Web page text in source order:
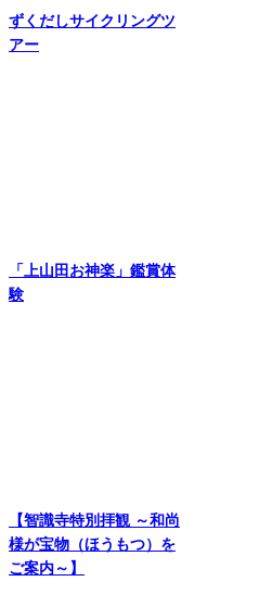
ずくだしサイクリングツ
アー
「上山田お神楽」鑑賞体
験
【智識寺特別拝観 ～和尚
様が宝物（ほうもつ）を
ご案内～】